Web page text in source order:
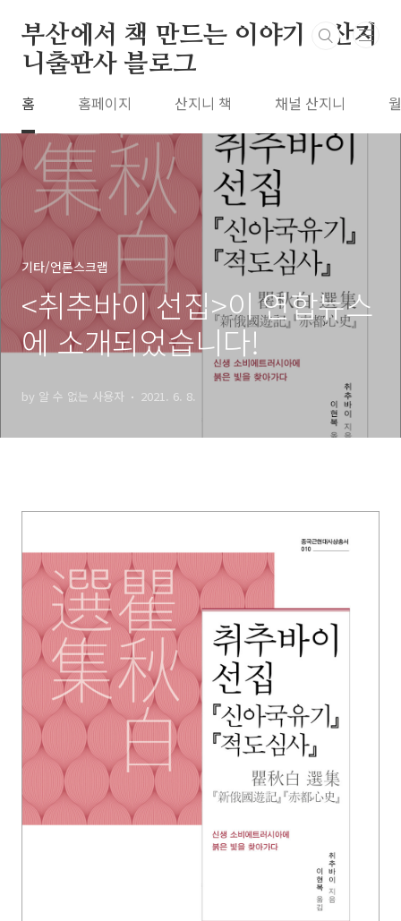
부산에서 책 만드는 이야기 : 산지
니출판사 블로그
홈 홈페이지 산지니 책 채널 산지니
기타/언론스크랩
<취추바이 선집>이 연합뉴스
에 소개되었습니다!
by 알 수 없는 사용자 2021. 6. 8.